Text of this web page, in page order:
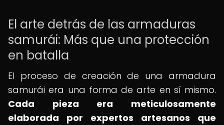
El arte detrás de las armaduras
samurái: Más que una protección
en batalla
El proceso de creación de una armadura
samurái era una forma de arte en sí mismo.
Cada pieza era meticulosamente
elaborada por expertos artesanos que